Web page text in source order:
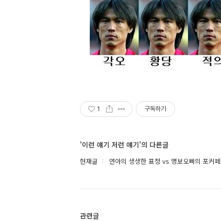
1 구독하기
'이런 얘기 저런 얘기'의 다른글
현재글 연아의 생생한 표정 vs 명보오빠의 포커
관련글